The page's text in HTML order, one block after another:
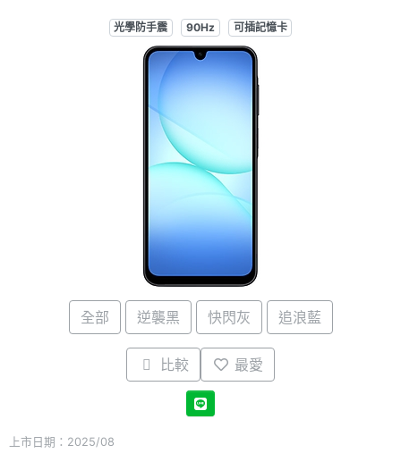
光學防手震 90Hz 可插記憶卡
全部 逆襲黑 快閃灰 追浪藍
比較 最愛
上市日期：2025/08